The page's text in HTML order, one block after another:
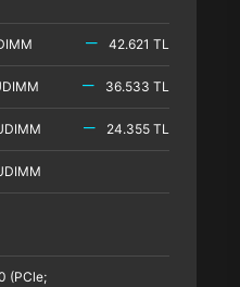
42.621 TL
36.533 TL
24.355 TL
(PCle;